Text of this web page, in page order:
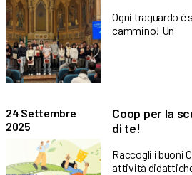
Ogni traguardo è
cammino! Un
24 Settembre
2025
Coop per la
di te!
Raccogli i buoni
attività